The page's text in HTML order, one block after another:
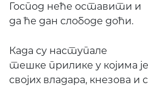
Господ неће оставити и
да ће дан слободе доћи.
Када су наступале
тешке прилике у којима
својих владара, кнезова